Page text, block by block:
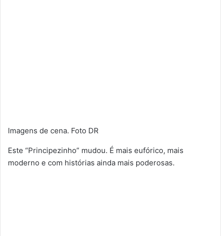
Imagens de cena. Foto DR
Este “Principezinho” mudou. É mais eufórico, mais
moderno e com histórias ainda mais poderosas.